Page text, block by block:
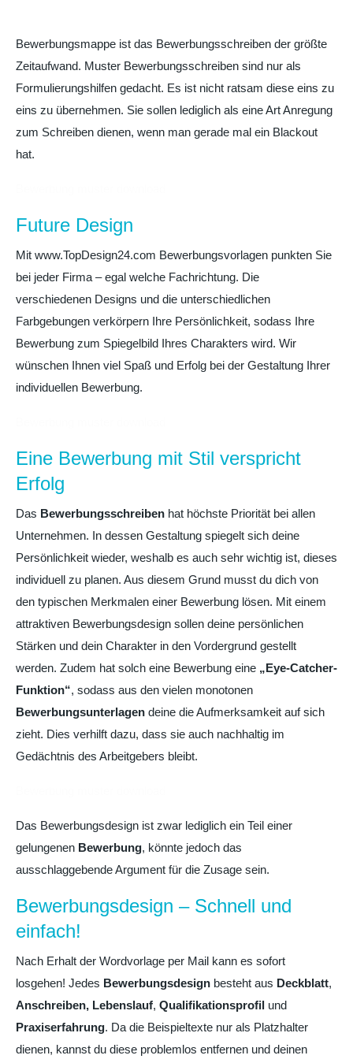
Bewerbungsmappe ist das Bewerbungsschreiben der größte
Zeitaufwand. Muster Bewerbungsschreiben sind nur als
Formulierungshilfen gedacht. Es ist nicht ratsam diese eins zu
eins zu übernehmen. Sie sollen lediglich als eine Art Anregung
zum Schreiben dienen, wenn man gerade mal ein Blackout
hat.
Future Design
Mit www.TopDesign24.com Bewerbungsvorlagen punkten Sie
bei jeder Firma – egal welche Fachrichtung. Die
verschiedenen Designs und die unterschiedlichen
Farbgebungen verkörpern Ihre Persönlichkeit, sodass Ihre
Bewerbung zum Spiegelbild Ihres Charakters wird. Wir
wünschen Ihnen viel Spaß und Erfolg bei der Gestaltung Ihrer
individuellen Bewerbung.
Eine Bewerbung mit Stil verspricht
Erfolg
Das Bewerbungsschreiben hat höchste Priorität bei allen
Unternehmen. In dessen Gestaltung spiegelt sich deine
Persönlichkeit wieder, weshalb es auch sehr wichtig ist, dieses
individuell zu planen. Aus diesem Grund musst du dich von
den typischen Merkmalen einer Bewerbung lösen. Mit einem
attraktiven Bewerbungsdesign sollen deine persönlichen
Stärken und dein Charakter in den Vordergrund gestellt
werden. Zudem hat solch eine Bewerbung eine „Eye-Catcher-
Funktion“, sodass aus den vielen monotonen
Bewerbungsunterlagen deine die Aufmerksamkeit auf sich
zieht. Dies verhilft dazu, dass sie auch nachhaltig im
Gedächtnis des Arbeitgebers bleibt.
Das Bewerbungsdesign ist zwar lediglich ein Teil einer
gelungenen Bewerbung, könnte jedoch das
ausschlaggebende Argument für die Zusage sein.
Bewerbungsdesign – Schnell und
einfach!
Nach Erhalt der Wordvorlage per Mail kann es sofort
losgehen! Jedes Bewerbungsdesign besteht aus Deckblatt,
Anschreiben, Lebenslauf, Qualifikationsprofil und
Praxiserfahrung. Da die Beispieltexte nur als Platzhalter
dienen, kannst du diese problemlos entfernen und deinen